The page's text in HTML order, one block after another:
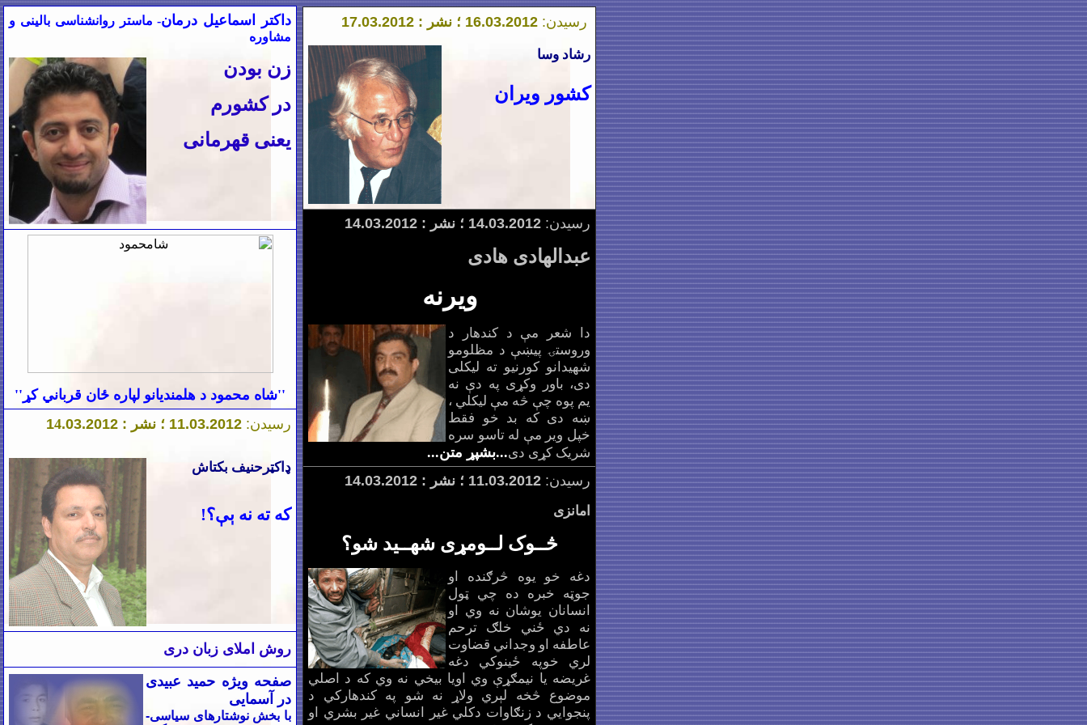
داکتر اسماعیل درمان- ماستر روانشناسی بالینی و
مشاوره
زن بودن
در کشورم
یعنی قهرمانی
''شاه محمود د هلمندیانو لپاره ځان قرباني کړ''
رسیدن:
11.03.2012 ؛ نشر : 14.03.2012
ډاکټرحنیف بکتاش
که ته نه ېې؟!
روش املای زبان دری
صفحه ویژه حمید عبیدی
در آسمایی
با بخش نوشتارهای سياسی-
رسیدن: 16.03.2012 ؛ نشر : 17.0 3.2012
رشاد وسا
کشور ویران
رسیدن: 14.03.2012 ؛ نشر : 14.0 3.2012
عبدالهادی هادی
ویرنه
دا شعر مې د کندهار د
وروستۍ پیښې د مظلومو
شهیدانو کورنیو ته لیکلی
دی، باور وکړی په دې نه
یم پوه چې څه مې لیکلي ،
ښه دی که بد خو فقط
خپل ویر مې له تاسو سره
شریک کړی دی...بشپړ متن...
رسیدن:
11.03.2012 ؛ نشر : 14.0 3.2012
امانزی
څــوک لــومړی شهــید شو؟
دغه خو یوه څرګنده او
جوټه خبره ده چي ټول
انسانان یوشان نه وي او
نه دي ځني خلګ ترحم
عاطفه او وجداني قضاوت
لري خوپه ځینوکي دغه
غريضه یا نيمګړې وي اويا بیخي نه وي که د اصلي
موضوع څخه لېري ولاړ نه شو په کندهارکي د
پنجوایي د زنګاوات دکلي غیر انساني غیر بشري او